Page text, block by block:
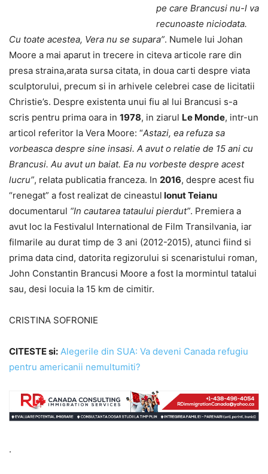
pe care Brancusi nu-l va
recunoaste niciodata.
Cu toate acestea, Vera nu se supara”. Numele lui Johan
Moore a mai aparut in trecere in citeva articole rare din
presa straina,arata sursa citata, in doua carti despre viata
sculptorului, precum si in arhivele celebrei case de licitatii
Christie’s. Despre existenta unui fiu al lui Brancusi s-a
scris pentru prima oara in 1978, in ziarul Le Monde, intr-un
articol referitor la Vera Moore: “Astazi, ea refuza sa
vorbeasca despre sine insasi. A avut o relatie de 15 ani cu
Brancusi. Au avut un baiat. Ea nu vorbeste despre acest
lucru”, relata publicatia franceza. In 2016, despre acest fiu
“renegat” a fost realizat de cineastul Ionut Teianu
documentarul “In cautarea tataului pierdut”. Premiera a
avut loc la Festivalul International de Film Transilvania, iar
filmarile au durat timp de 3 ani (2012-2015), atunci fiind si
prima data cind, datorita regizorului si scenaristului roman,
John Constantin Brancusi Moore a fost la mormintul tatalui
sau, desi locuia la 15 km de cimitir.
CRISTINA SOFRONIE
CITESTE si: Alegerile din SUA: Va deveni Canada refugiu
pentru americanii nemultumiti?
.